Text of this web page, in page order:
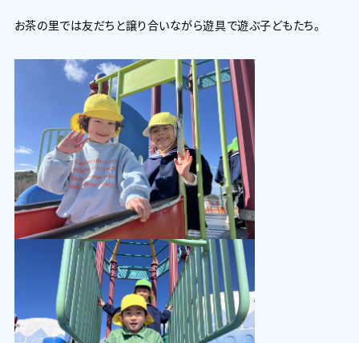
お茶の里では友だちと譲り合いながら遊具で遊ぶ子どもたち。